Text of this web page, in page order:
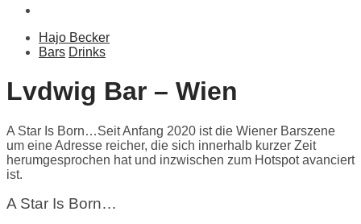
Hajo Becker
Bars Drinks
Lvdwig Bar – Wien
A Star Is Born…Seit Anfang 2020 ist die Wiener Barszene
um eine Adresse reicher, die sich innerhalb kurzer Zeit
herumgesprochen hat und inzwischen zum Hotspot avanciert
ist.
A Star Is Born…